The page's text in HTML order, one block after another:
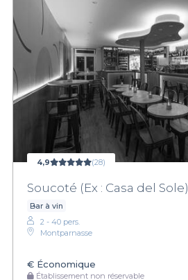
4,9 (28)
Soucoté (Ex : Casa del Sole)
Bar à vin
2 - 40 pers.
Montparnasse
€ Économique
Établissement non réservable